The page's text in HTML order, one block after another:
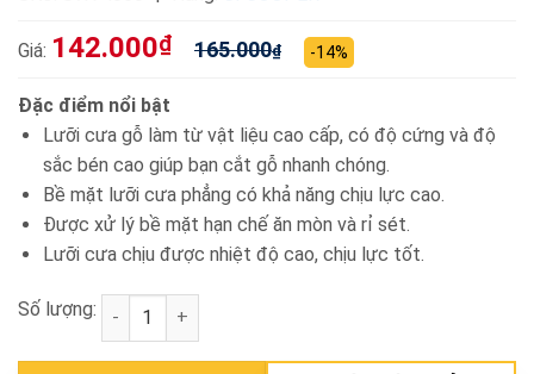
Giá: 142.000₫ 165.000₫ -14%
Đặc điểm nổi bật
Lưỡi cưa gỗ làm từ vật liệu cao cấp, có độ cứng và độ
sắc bén cao giúp bạn cắt gỗ nhanh chóng.
Bề mặt lưỡi cưa phẳng có khả năng chịu lực cao.
Được xử lý bề mặt hạn chế ăn mòn và rỉ sét.
Lưỡi cưa chịu được nhiệt độ cao, chịu lực tốt.
Số lượng: Lưỡi cưa gỗ 180mm x 60T CFCooper SW74060 số